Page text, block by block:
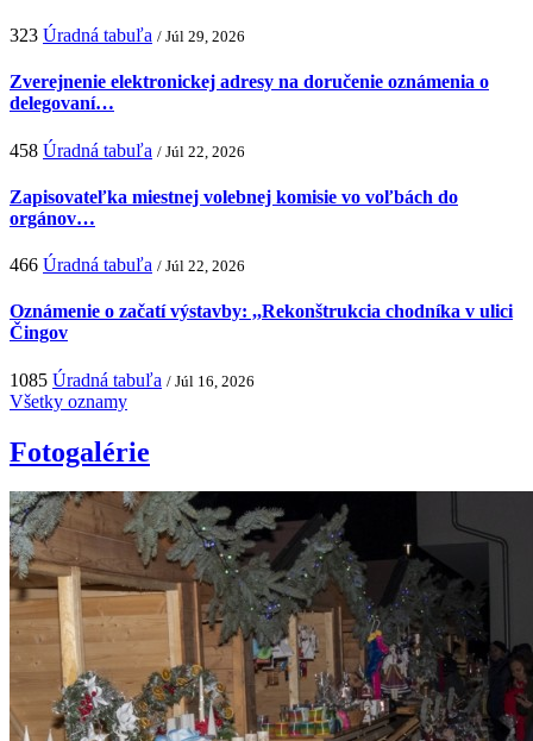
323 Úradná tabuľa / Júl 29, 2026
Zverejnenie elektronickej adresy na doručenie oznámenia o
delegovaní…
458 Úradná tabuľa / Júl 22, 2026
Zapisovateľka miestnej volebnej komisie vo voľbách do
orgánov…
466 Úradná tabuľa / Júl 22, 2026
Oznámenie o začatí výstavby: ,,Rekonštrukcia chodníka v ulici
Čingov
1085 Úradná tabuľa / Júl 16, 2026
Všetky oznamy
Fotogalérie